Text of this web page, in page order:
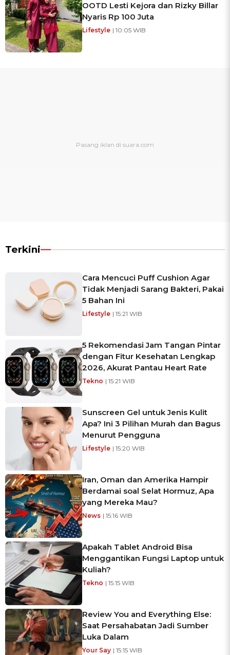
OOTD Lesti Kejora dan Rizky Billar
Nyaris Rp 100 Juta
Lifestyle | 10:05 WIB
Terkini
Cara Mencuci Puff Cushion Agar
Tidak Menjadi Sarang Bakteri, Pakai
5 Bahan Ini
Lifestyle | 15:21 WIB
5 Rekomendasi Jam Tangan Pintar
dengan Fitur Kesehatan Lengkap
2026, Akurat Pantau Heart Rate
Tekno | 15:21 WIB
Sunscreen Gel untuk Jenis Kulit
Apa? Ini 3 Pilihan Murah dan Bagus
Menurut Pengguna
Lifestyle | 15:20 WIB
Iran, Oman dan Amerika Hampir
Berdamai soal Selat Hormuz, Apa
yang Mereka Mau?
News | 15:16 WIB
Apakah Tablet Android Bisa
Menggantikan Fungsi Laptop untuk
Kuliah?
Tekno | 15:15 WIB
Review You and Everything Else:
Saat Persahabatan Jadi Sumber
Luka Dalam
Your Say | 15:15 WIB